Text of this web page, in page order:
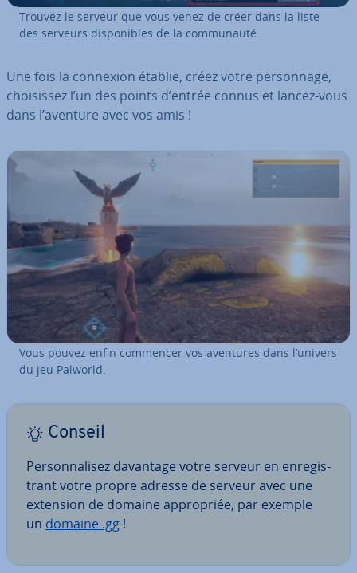
Trouvez le serveur que vous venez de créer dans la liste
des serveurs dis­po­nibles de la com­mu­nauté.
Une fois la connexion établie, créez votre per­son­nage,
choi­sis­sez l’un des points d’entrée connus et lancez-vous
dans l’aventure avec vos amis !
Vous pouvez enfin commencer vos aventures dans l’univers
du jeu Palworld.
Conseil
Per­son­na­li­sez davantage votre serveur en en­re­gis­
trant votre propre adresse de serveur avec une
extension de domaine ap­pro­priée, par exemple
un domaine .gg !